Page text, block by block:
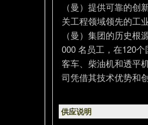
（曼）提供可靠的
关工程领域领先的工
（曼）集团的历史
000 名员工，在120
客车、柴油机和透平
司凭借其技术优势和
供应说明